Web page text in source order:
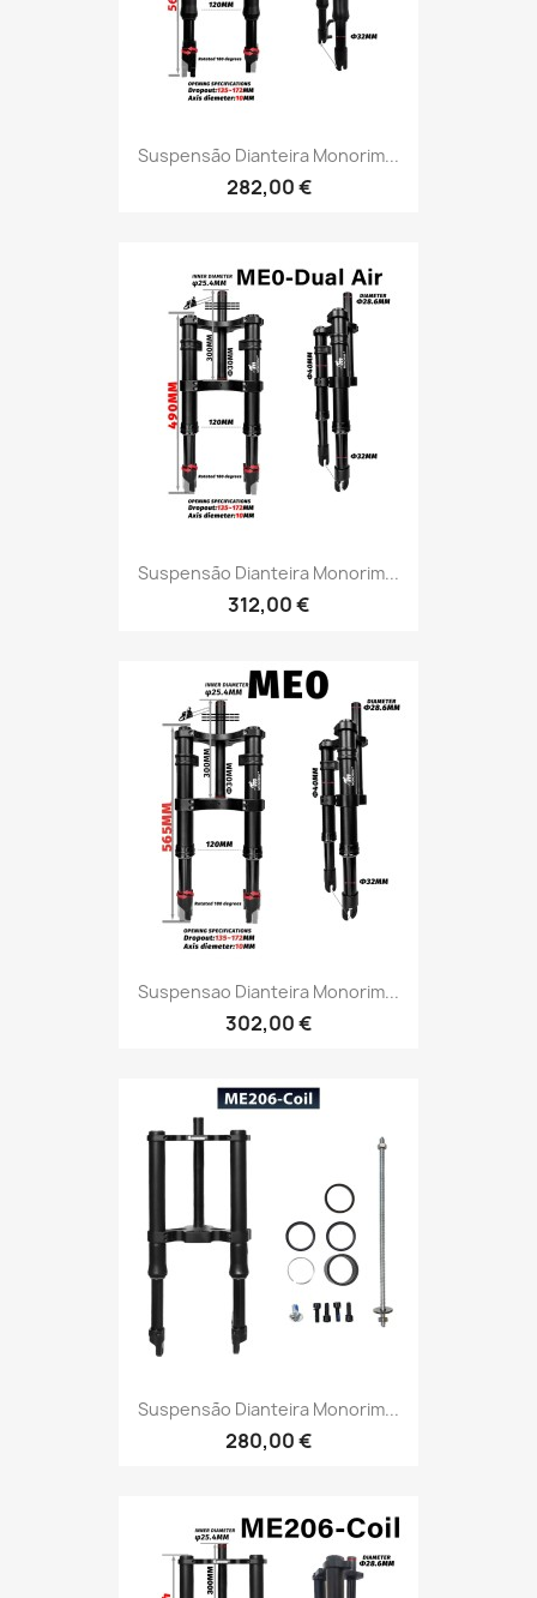
Suspensão Dianteira Monorim...
282,00 €
Suspensão Dianteira Monorim...
312,00 €
Suspensao Dianteira Monorim...
302,00 €
Suspensão Dianteira Monorim...
280,00 €